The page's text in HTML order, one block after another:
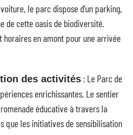
le parc dispose d’un parking,
de cette oasis de biodiversité.
en amont pour une arrivée
des activités : Le Parc de
enrichissantes. Le sentier
éducative à travers la
que les initiatives de sensibilisation